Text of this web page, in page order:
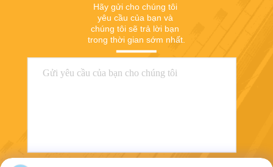
Hãy gửi cho chúng tôi
yêu cầu của bạn và
chúng tôi sẽ trả lời bạn
trong thời gian sớm nhất.